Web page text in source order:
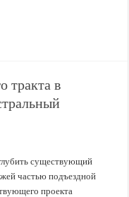
тракта в
существующий
частью подъездной
проекта